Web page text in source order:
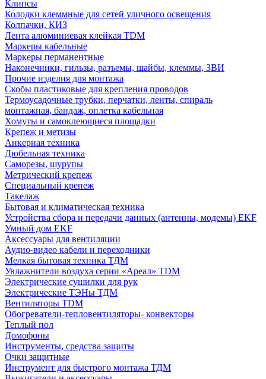
Клипсы
Колодки клеммные для сетей уличного освещения
Колпачки, КИЗ
Лента алюминиевая клейкая TDM
Маркеры кабельные
Маркеры перманентные
Наконечники, гильзы, разъемы, шайбы, клеммы, ЗВИ
Прочие изделия для монтажа
Скобы пластиковые для крепления проводов
Термоусадочные трубки, перчатки, ленты, спираль
монтажная, бандаж, оплетка кабельная
Хомуты и самоклеющиеся площадки
Крепеж и метизы
Анкерная техника
Дюбельная техника
Саморезы, шурупы
Метрический крепеж
Специальный крепеж
Такелаж
Бытовая и климатическая техника
Устройства сбора и передачи данных (антенны, модемы) EKF
Умный дом EKF
Аксессуары для вентиляции
Аудио-видео кабели и переходники
Мелкая бытовая техника ТДМ
Увлажнители воздуха серии «Ареал» TDM
Электрические сушилки для рук
Электрические ТЭНы ТДМ
Вентиляторы TDM
Обогреватели-тепловентиляторы- конвекторы
Теплый пол
Домофоны
Инструменты, средства защиты
Очки защитные
Инструмент для быстрого монтажа ТДМ